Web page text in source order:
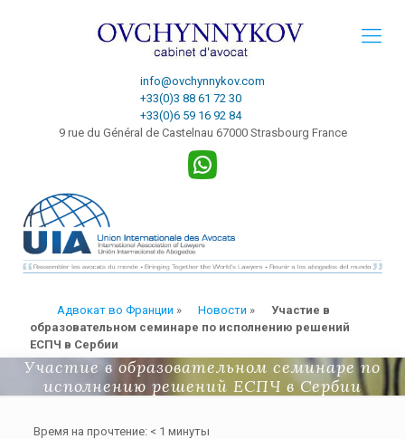
info@ovchynnykov.com
+33(0)3 88 61 72 30
+33(0)6 59 16 92 84
9 rue du Général de Castelnau 67000 Strasbourg France
Адвокат во Франции » Новости »
Участие в
образовательном семинаре по исполнению решений
ЕСПЧ в Сербии
Участие в образовательном семинаре по
исполнению решений ЕСПЧ в Сербии
Время на прочтение: < 1 минуты